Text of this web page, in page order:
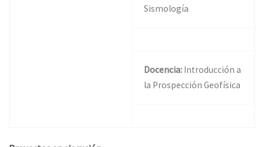
Sismología
Docencia: Introducción a
la Prospección Geofísica